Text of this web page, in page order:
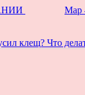
Мар
клещ? Что